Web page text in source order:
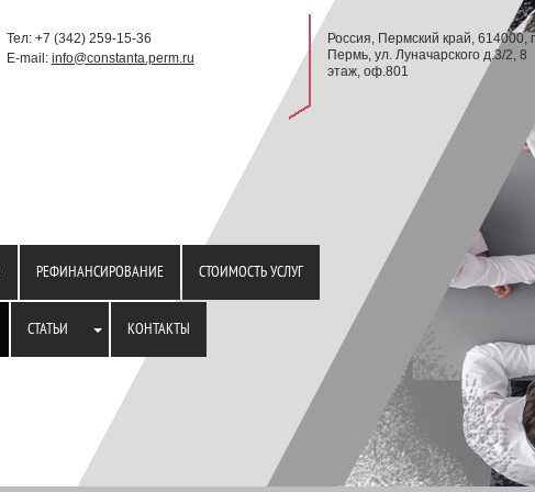
Тел: +7 (342) 259-15-36
E-mail: info@constanta.perm.ru
Россия, Пермский край, 614000,
Пермь, ул. Луначарского д.3/2, 8
этаж, оф.801
РЕФИНАНСИРОВАНИЕ СТОИМОСТЬ УСЛУГ
СТАТЬИ КОНТАКТЫ